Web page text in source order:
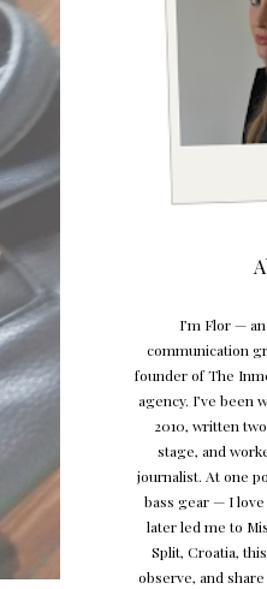
I’m Flor —
communication
founder of The
agency. I’ve been
2010, written
stage, and
journalist. At one
bass gear — I
later led me to
Split, Croatia,
observe, and